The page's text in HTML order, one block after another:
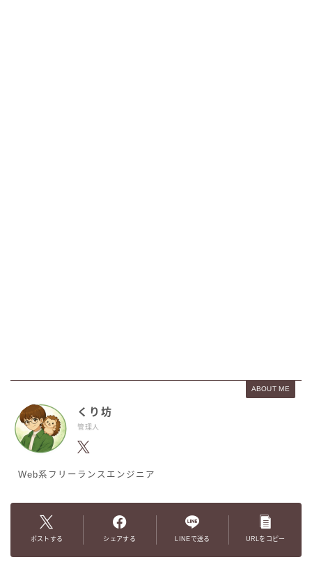
ABOUT ME
くり坊
管理人
Web系フリーランスエンジニア
ポストする シェアする LINEで送る URLをコピー